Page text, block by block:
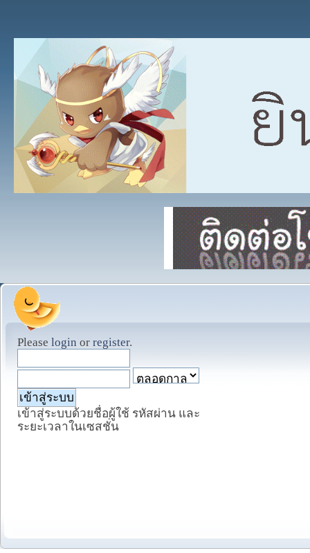
Please login or register.
เข้าสู่ระบบด้วยชื่อผู้ใช้ รหัสผ่าน และ
ระยะเวลาในเซสชั่น